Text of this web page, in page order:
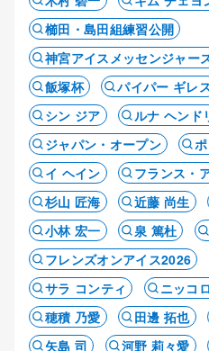
櫛田・島田組練習公開
神宮アイスメッセンジャー
飯塚杯
パイパー ギレ
シン ジア
ルナ ヘンド
ジャパン・オープン
イ ヘイン
フランス・
杉山 匠海
近藤 尚生
小林 宏一
泉 篤杜
フレンズオンアイス2026
サラ コンティ
ニッコ
穂積 乃愛
田邊 拓也
矢島 司
河野 莉々愛